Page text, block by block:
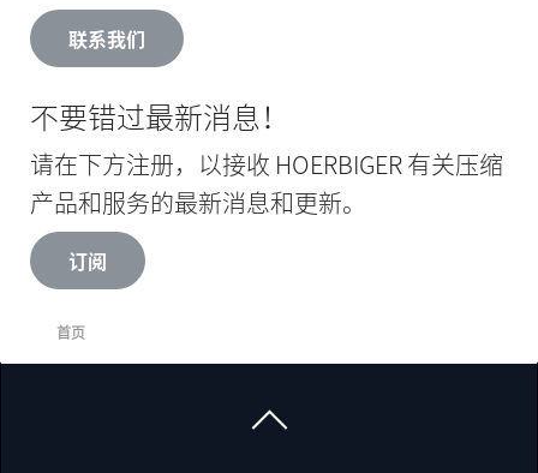
联系我们
不要错过最新消息！
请在下方注册，以接收 HOERBIGER 有关压缩
产品和服务的最新消息和更新。
订阅
首页